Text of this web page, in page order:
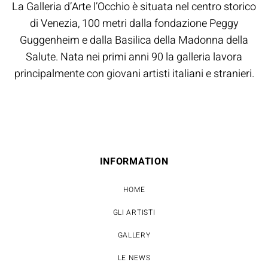
La Galleria d’Arte l’Occhio è situata nel centro storico
di Venezia, 100 metri dalla fondazione Peggy
Guggenheim e dalla Basilica della Madonna della
Salute. Nata nei primi anni 90 la galleria lavora
principalmente con giovani artisti italiani e stranieri.
INFORMATION
HOME
GLI ARTISTI
GALLERY
LE NEWS